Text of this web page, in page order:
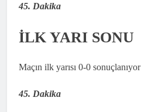
45. Dakika
İLK YARI SONU
Maçın ilk yarısı 0-0 sonuçlanıyor
45. Dakika